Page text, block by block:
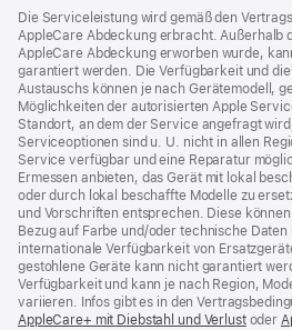
Die Serviceleistung wird gemäß den
AppleCare Abdeckung erbracht. Außerhalb
AppleCare Abdeckung erworben wurde,
garantiert werden. Die Verfügbarkeit und
Austauschs können je nach Gerätemodell,
Möglichkeiten der autorisierten Apple
Standort, an dem der Service angefragt
Serviceoptionen sind u. U. nicht in allen
Service verfügbar und eine Reparatur
Ermessen anbieten, das Gerät mit lokal
oder durch lokal beschaffte Modelle zu
und Vorschriften entsprechen. Diese
Bezug auf Farbe und/oder technische
internationale Verfügbarkeit von
gestohlene Geräte kann nicht garantiert
Verfügbarkeit und kann je nach Region,
variieren. Infos gibt es in den
AppleCare+ mit Diebstahl und Verlust(Öffnet
oder